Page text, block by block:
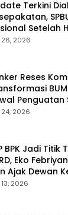
Terkini
Setelah
Aspirasi
26, 2026
Reses
Penguatan
2026
BPK Jadi
Eko
Ajak Dewan
Resmi
2026